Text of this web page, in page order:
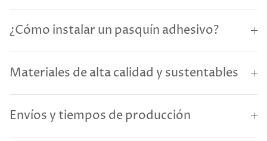
¿Cómo instalar un pasquín adhesivo?
Materiales de alta calidad y sustentables
Envíos y tiempos de producción